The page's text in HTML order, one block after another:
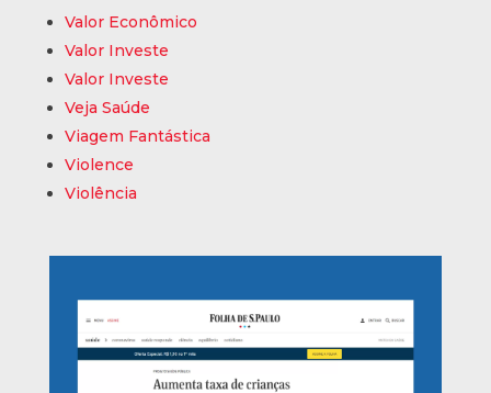
Valor Econômico
Valor Investe
Valor Investe
Veja Saúde
Viagem Fantástica
Violence
Violência